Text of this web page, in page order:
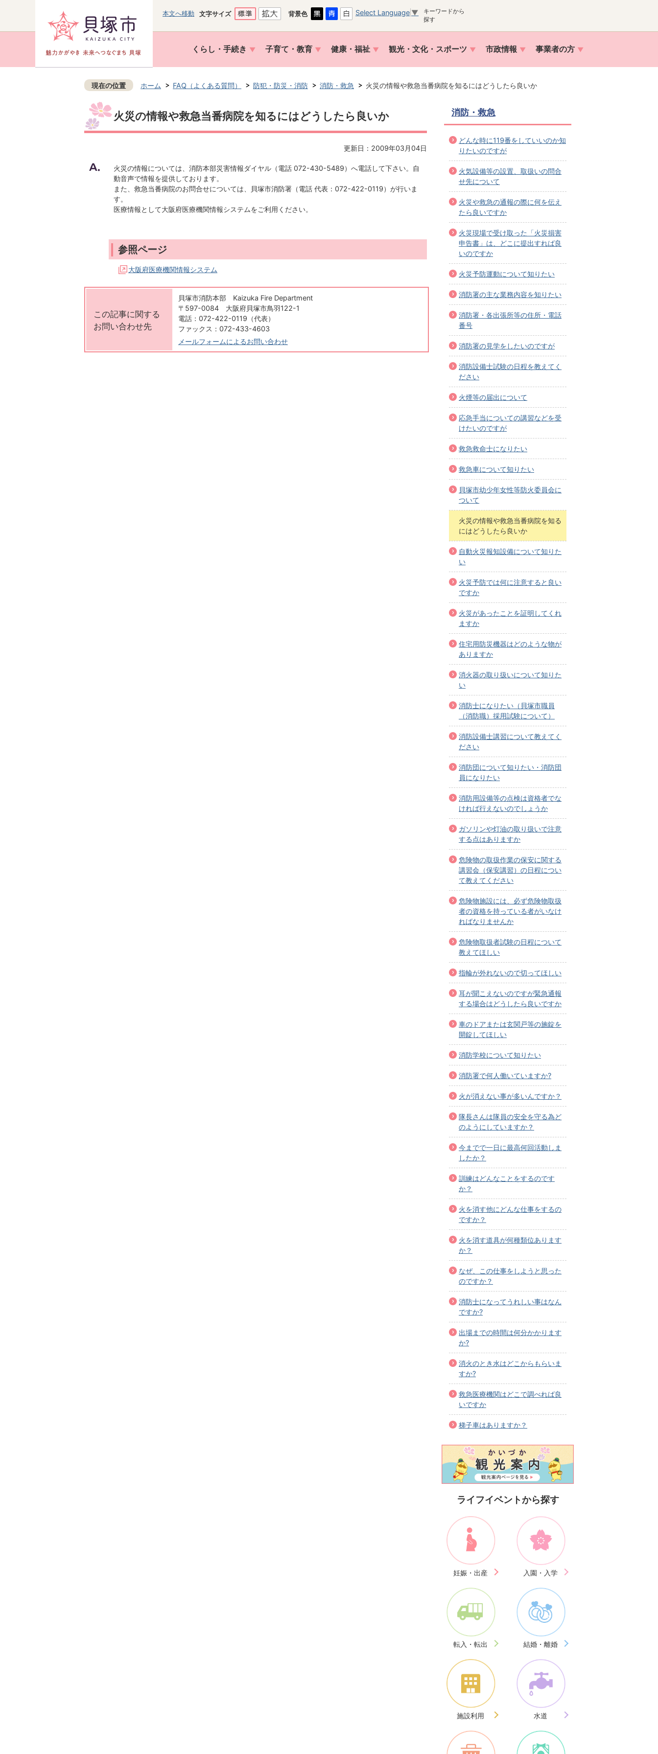
本文へ移動 文字サイズ 背景色 Select Language ▼
キーワードから
探す
くらし・手続き 子育て・教育 健康・福祉 観光・文化・スポーツ 市政情報 事業者の方
現在の位置 ホーム FAQ（よくある質問） 防犯・防災・消防 消防・救急 火災の情報や救急当番病院を知るにはどうしたら良いか
火災の情報や救急当番病院を知るにはどうしたら良いか
更新日：2009年03月04日
火災の情報については、消防本部災害情報ダイヤル（電話 072-430-5489）へ電話して下さい。自
動音声で情報を提供しております。
また、救急当番病院のお問合せについては、貝塚市消防署（電話 代表：072-422-0119）が行いま
す。
医療情報として大阪府医療機関情報システムをご利用ください。
参照ページ
大阪府医療機関情報システム
この記事に関する
お問い合わせ先
貝塚市消防本部 Kaizuka Fire Department
〒597-0084 大阪府貝塚市鳥羽122-1
電話：072-422-0119（代表）
ファックス：072-433-4603
メールフォームによるお問い合わせ
消防・救急
どんな時に119番をしていいのか知
りたいのですが
火気設備等の設置、取扱いの問合
せ先について
火災や救急の通報の際に何を伝え
たら良いですか
火災現場で受け取った「火災損害
申告書」は、どこに提出すれば良
いのですか
火災予防運動について知りたい
消防署の主な業務内容を知りたい
消防署・各出張所等の住所・電話
番号
消防署の見学をしたいのですが
消防設備士試験の日程を教えてく
ださい
火煙等の届出について
応急手当についての講習などを受
けたいのですが
救急救命士になりたい
救急車について知りたい
貝塚市幼少年女性等防火委員会に
ついて
火災の情報や救急当番病院を知る
にはどうしたら良いか
自動火災報知設備について知りた
い
火災予防では何に注意すると良い
ですか
火災があったことを証明してくれ
ますか
住宅用防災機器はどのような物が
ありますか
消火器の取り扱いについて知りた
い
消防士になりたい（貝塚市職員
（消防職）採用試験について）
消防設備士講習について教えてく
ださい
消防団について知りたい・消防団
員になりたい
消防用設備等の点検は資格者でな
ければ行えないのでしょうか
ガソリンや灯油の取り扱いで注意
する点はありますか
危険物の取扱作業の保安に関する
講習会（保安講習）の日程につい
て教えてください
危険物施設には、必ず危険物取扱
者の資格を持っている者がいなけ
ればなりませんか
危険物取扱者試験の日程について
教えてほしい
指輪が外れないので切ってほしい
耳が聞こえないのですが緊急通報
する場合はどうしたら良いですか
車のドアまたは玄関戸等の施錠を
開錠してほしい
消防学校について知りたい
消防署で何人働いていますか?
火が消えない事が多いんですか？
隊長さんは隊員の安全を守る為ど
のようにしていますか？
今までで一日に最高何回活動しま
したか？
訓練はどんなことをするのです
か？
火を消す他にどんな仕事をするの
ですか？
火を消す道具が何種類位あります
か？
なぜ、この仕事をしようと思った
のですか？
消防士になってうれしい事はなん
ですか?
出場までの時間は何分かかります
か?
消火のとき水はどこからもらいま
すか?
救急医療機関はどこで調べれば良
いですか
梯子車はありますか？
ライフイベントから探す
妊娠・出産 入園・入学
転入・転出 結婚・離婚
施設利用 水道